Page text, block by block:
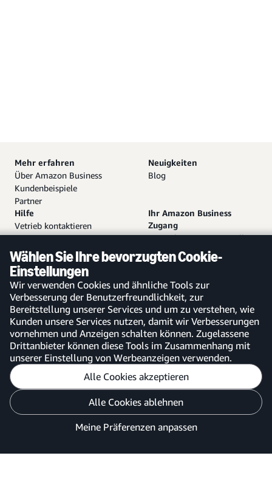
Wählen Sie Ihre bevorzugten Cookie-
Einstellungen
Wir verwenden Cookies und ähnliche Tools zur
Verbesserung der Benutzerfreundlichkeit, zur
Bereitstellung unserer Services und um zu verstehen, wie
Kunden unsere Services nutzen, damit wir Verbesserungen
vornehmen und Anzeigen schalten können. Zugelassene
Drittanbieter können diese Tools im Zusammenhang mit
unserer Einstellung von Werbeanzeigen verwenden.
Alle Cookies akzeptieren
Alle Cookies ablehnen
Meine Präferenzen anpassen
Mehr erfahren
Über Amazon Business
Kundenbeispiele
Partner
Neuigkeiten
Blog
Hilfe
Vetrieb kontaktieren
Hilfe und Kundendienst
Sitemap
Ihr Amazon Business
Zugang
Kostenloses Konto erstellen
Bei bestehendem Konto
anmelden
Deutschland
Meine Präferenzen anpassen
Datenschutzhinweis
Cookies und Werbung